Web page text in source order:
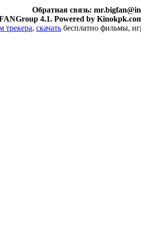
Обратная связь:
4.1. Powered by
трекера, скачать бесплатно фильмы,